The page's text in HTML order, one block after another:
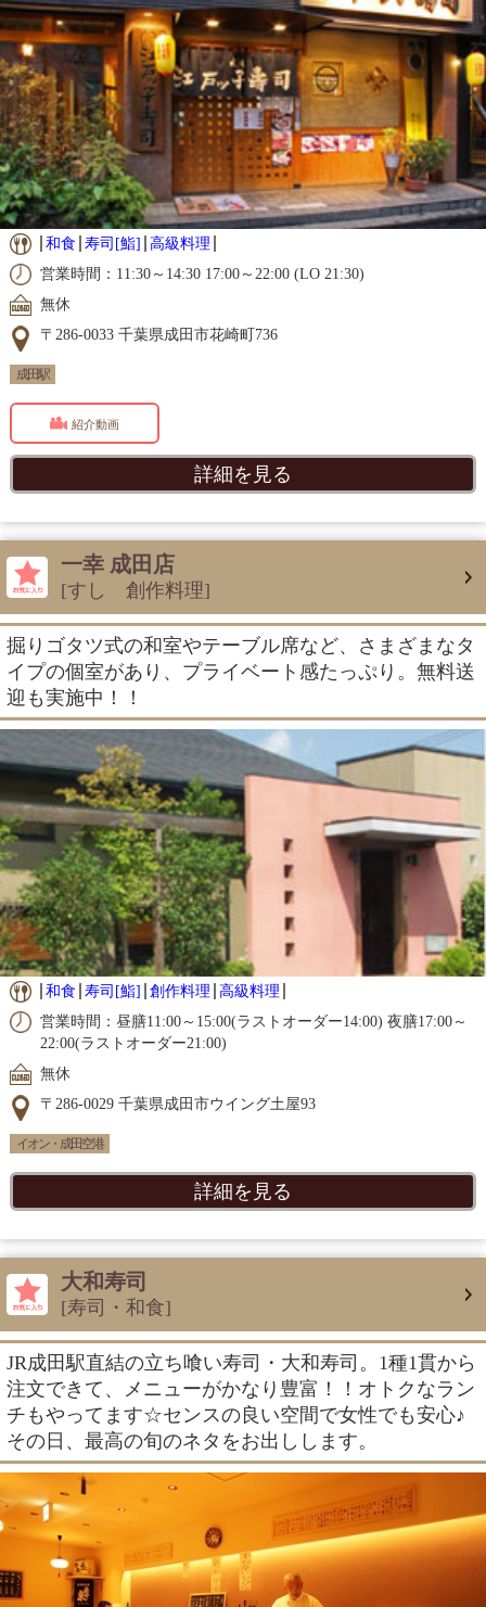
和食 寿司[鮨]
高級料理
営業時間：11:30～14:30 17:00～22:00 (LO 21:30)
無休
〒286-0033 千葉県成田市花崎町736
成田駅
紹介動画
詳細を見る
一幸 成田店
[すし 創作料理]
掘りゴタツ式の和室やテーブル席など、さまざまなタ
イプの個室があり、プライベート感たっぷり。無料送
迎も実施中！！
和食 寿司[鮨] 創作料理 高級料理
営業時間：昼膳11:00～15:00(ラストオーダー14:00) 夜膳17:00～
22:00(ラストオーダー21:00)
無休
〒286-0029 千葉県成田市ウイング土屋93
イオン・成田空港
詳細を見る
大和寿司
[寿司・和食]
JR成田駅直結の立ち喰い寿司・大和寿司。1種1貫から
注文できて、メニューがかなり豊富！！オトクなラン
チもやってます☆センスの良い空間で女性でも安心♪
その日、最高の旬のネタをお出しします。